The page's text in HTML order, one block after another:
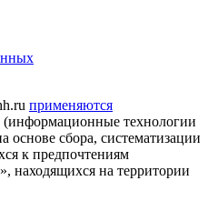
применяются
(информационные технологии
основе сбора, систематизации
к предпочтениям
находящихся на территории